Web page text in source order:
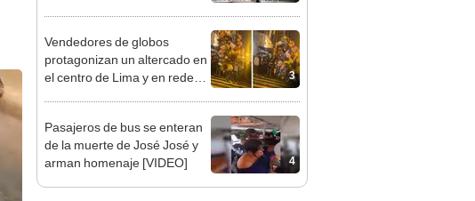
3
Vendedores de globos
protagonizan un altercado en
el centro de Lima y en redes
4
Pasajeros de bus se enteran
de la muerte de José José y
arman homenaje [VIDEO]